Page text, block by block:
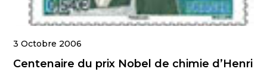
3 Octobre 2006
Centenaire du prix Nobel de chimie d’Henri